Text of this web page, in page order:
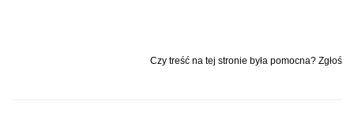
Czy treść na tej stronie była pomocna? Zgłoś